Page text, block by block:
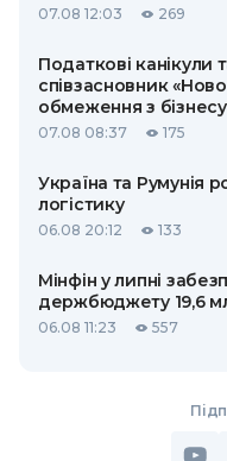
07.08 12:03 269
Податкові канікули
співзасновник
обмеження з
07.08 08:37 175
Україна та Румунія
логістику
06.08 20:12 133
Мінфін у липні
держбюджету 19,6
06.08 11:23 557